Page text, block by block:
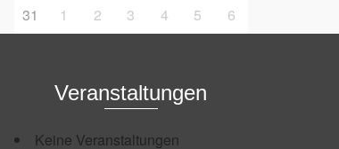
31
1 2 3 4 5 6
Veranstaltungen
Keine Veranstaltungen